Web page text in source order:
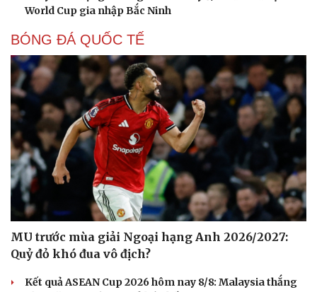
Cải chính
World Cup gia nhập Bắc Ninh
BÓNG ĐÁ QUỐC TẾ
MU trước mùa giải Ngoại hạng Anh 2026/2027:
Quỷ đỏ khó đua vô địch?
Kết quả ASEAN Cup 2026 hôm nay 8/8: Malaysia thắng